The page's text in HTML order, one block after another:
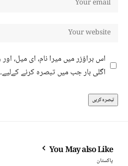
اس براؤزر میں میرا نام، ای میل،
اگلی بار جب میں تبصرہ کرنے کےلیے۔
You May also Like
پاکستان